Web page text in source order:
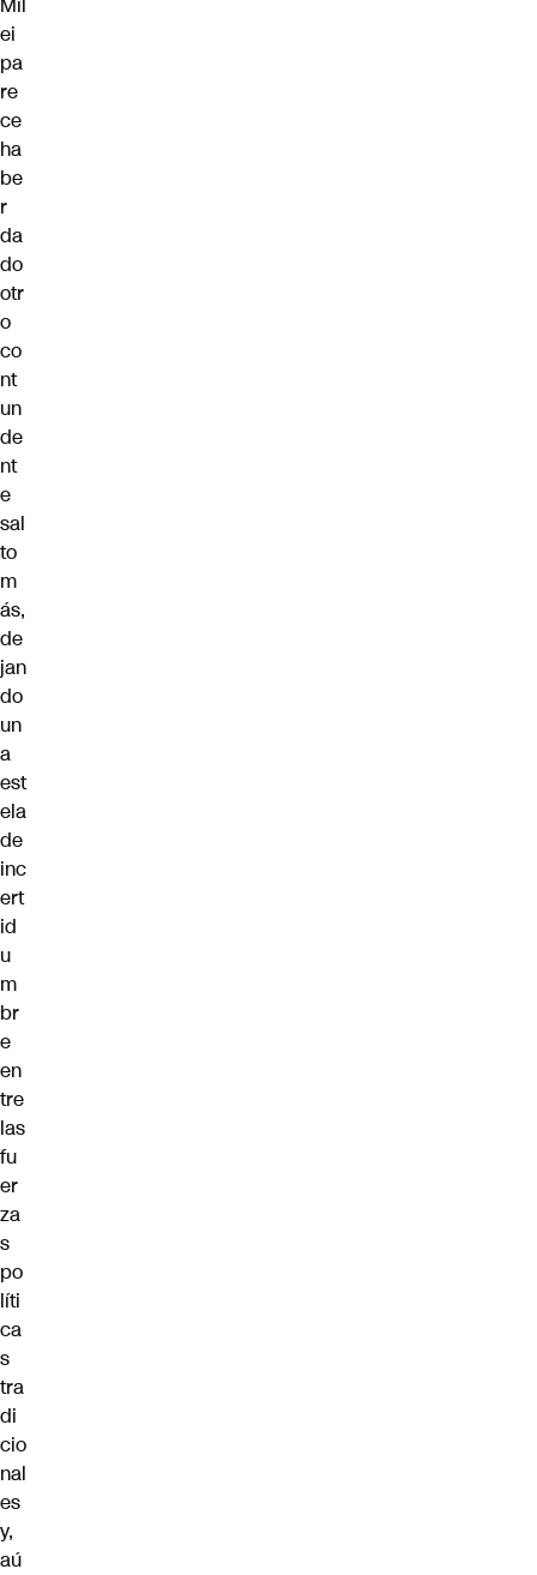
ei
pa
re
ce
ha
be
r
da
do
otr
o
co
nt
un
de
nt
e
sal
to
m
ás,
de
jan
do
un
a
est
ela
de
inc
ert
id
u
m
br
e
en
tre
las
fu
er
za
s
po
líti
ca
s
tra
di
cio
nal
es
y,
aú